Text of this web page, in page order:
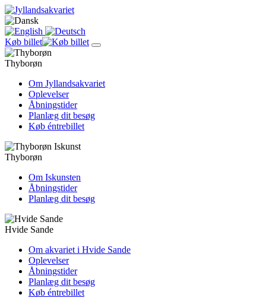
Køb billet
Thyborøn
Om Jyllandsakvariet
Oplevelser
Åbningstider
Planlæg dit besøg
Køb éntrebillet
Thyborøn
Om Iskunsten
Åbningstider
Planlæg dit besøg
Hvide Sande
Om akvariet i Hvide Sande
Oplevelser
Åbningstider
Planlæg dit besøg
Køb éntrebillet